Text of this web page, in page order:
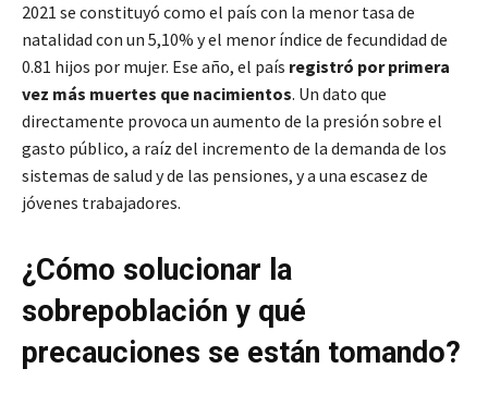
2021 se constituyó como el país con la menor tasa de
natalidad con un 5,10% y el menor índice de fecundidad de
0.81 hijos por mujer. Ese año, el país registró por primera
vez más muertes que nacimientos. Un dato que
directamente provoca un aumento de la presión sobre el
gasto público, a raíz del incremento de la demanda de los
sistemas de salud y de las pensiones, y a una escasez de
jóvenes trabajadores.
¿Cómo solucionar la
sobrepoblación y qué
precauciones se están tomando?